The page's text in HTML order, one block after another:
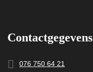
Contactgegevens
076 750 64 21